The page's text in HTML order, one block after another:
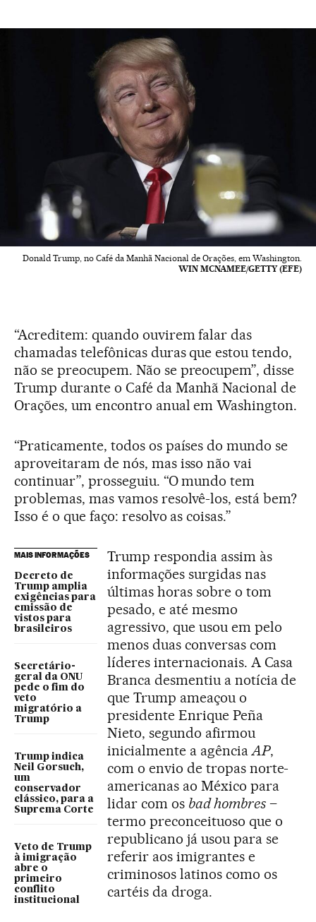
Donald Trump, no Café da Manhã Nacional de Orações, em Washington.
WIN MCNAMEE/GETTY (EFE)
“Acreditem: quando ouvirem falar das
chamadas telefônicas duras que estou tendo,
não se preocupem. Não se preocupem”, disse
Trump durante o Café da Manhã Nacional de
Orações, um encontro anual em Washington.
“Praticamente, todos os países do mundo se
aproveitaram de nós, mas isso não vai
continuar”, prosseguiu. “O mundo tem
problemas, mas vamos resolvê-los, está bem?
Isso é o que faço: resolvo as coisas.”
MAIS INFORMAÇÕES
Decreto de
Trump amplia
exigências para
emissão de
vistos para
brasileiros
Secretário-
geral da ONU
pede o fim do
veto
migratório a
Trump
Trump indica
Neil Gorsuch,
um
conservador
clássico, para a
Suprema Corte
Veto de Trump
à imigração
abre o
primeiro
conflito
institucional
Trump respondia assim às
informações surgidas nas
últimas horas sobre o tom
pesado, e até mesmo
agressivo, que usou em pelo
menos duas conversas com
líderes internacionais. A Casa
Branca desmentiu a notícia de
que Trump ameaçou o
presidente Enrique Peña
Nieto, segundo afirmou
inicialmente a agência AP,
com o envio de tropas norte-
americanas ao México para
lidar com os bad hombres–
termo preconceituoso que o
republicano já usou para se
referir aos imigrantes e
criminosos latinos como os
cartéis da droga.